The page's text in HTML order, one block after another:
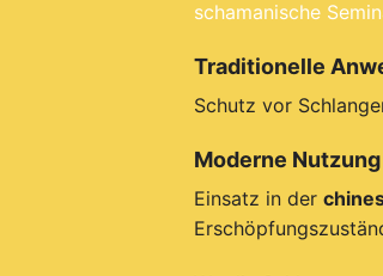
schamanische
Traditionelle
Schutz vor
Moderne Nutzung
Einsatz in der